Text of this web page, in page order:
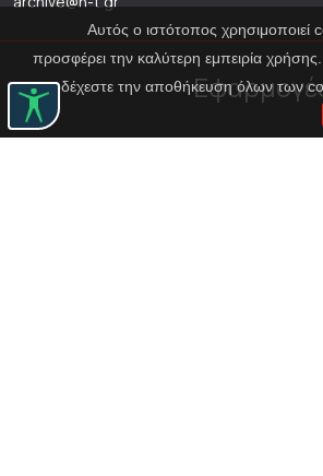
Αυτός ο ιστότοπος χρησιμοποιεί
προσφέρει την καλύτερη εμπειρία
αποδέχεστε την αποθήκευση όλων των